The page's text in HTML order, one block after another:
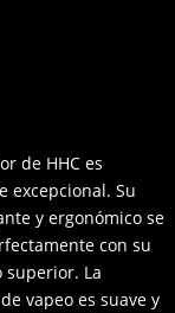
de HHC es
excepcional. Su
y ergonómico se
con su
La
vapeo es suave y